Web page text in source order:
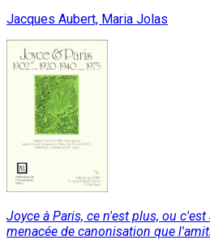
Jacques Aubert, Maria Jolas
Joyce à Paris, ce n'est plus, ou
menacée de canonisation que